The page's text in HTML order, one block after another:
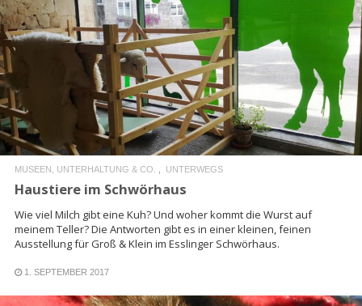
READ MORE
MUSEEN, UNTERHALTUNG & CO. UNTERWEGS
Haustiere im Schwörhaus
Wie viel Milch gibt eine Kuh? Und woher kommt die Wurst auf
meinem Teller? Die Antworten gibt es in einer kleinen, feinen
Ausstellung für Groß & Klein im Esslinger Schwörhaus.
1. SEPTEMBER 2017